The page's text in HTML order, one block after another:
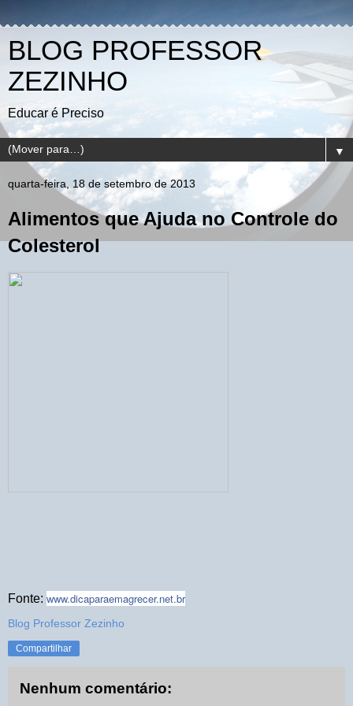
BLOG PROFESSOR
ZEZINHO
Educar é Preciso
▼
quarta-feira, 18 de setembro de 2013
Alimentos que Ajuda no Controle do
Colesterol
Fonte: www.dicaparaemagrecer.net.br
Blog Professor Zezinho
Compartilhar
Nenhum comentário: